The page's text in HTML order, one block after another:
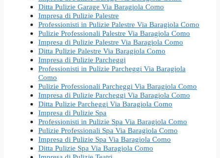
Ditta Pulizie Garage Via Baragiola Como
Impresa di Pulizie Palestre
Professionisti in Pulizie Palestre Via Baragiola Como
Pulizie Professionali Palestre Via Baragiola Como
Impresa di Pulizie Palestre Via Baragiola Como
Ditta Pulizie Palestre Via Baragiola Como
Impresa di Pulizie Parcheggi
Professionisti in Pulizie Parcheggi Via Baragiola
Como
Pulizie Professionali Parcheggi Via Baragiola Como
Impresa di Pulizie Parcheggi Via Baragiola Como
Ditta Pulizie Parcheggi Via Baragiola Como
Impresa di Pulizie Spa
Professionisti in Pulizie Spa Via Baragiola Como
Pulizie Professionali Spa Via Baragiola Como
Impresa di Pulizie Spa Via Baragiola Como
Ditta Pulizie Spa Via Baragiola Como